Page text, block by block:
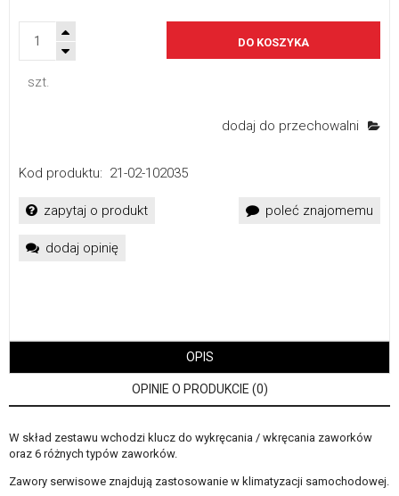
szt.
DO KOSZYKA
dodaj do przechowalni
Kod produktu: 21-02-102035
zapytaj o produkt poleć znajomemu
dodaj opinię
OPIS
OPINIE O PRODUKCIE (0)
W skład zestawu wchodzi klucz do wykręcania / wkręcania zaworków
oraz 6 różnych typów zaworków.
Zawory serwisowe znajdują zastosowanie w klimatyzacji samochodowej.